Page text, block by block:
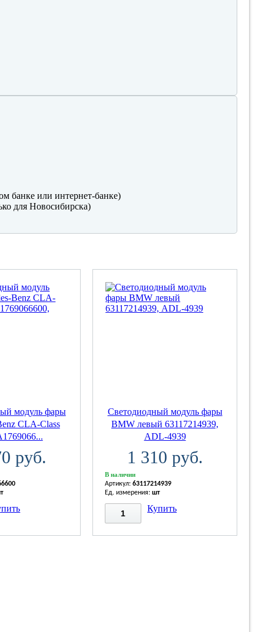
банке или интернет-банке)
для Новосибирска)
модуль фары
CLA-Class
руб.
Светодиодный модуль фары
BMW левый 63117214939,
ADL-4939
1 310 руб.
В наличии
Артикул:63117214939
Ед. измерения:шт
Купить